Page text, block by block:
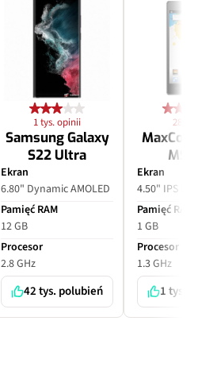
1 tys. opinii
Samsung Galaxy
S22 Ultra
Ekran
6.80" Dynamic AMOLED
Pamięć RAM
12 GB
Procesor
2.8 GHz
42 tys. polubień
28
Ekran
4.50" IPS
Pamięć RAM
1 GB
Procesor
1.3 GHz
1 tys.